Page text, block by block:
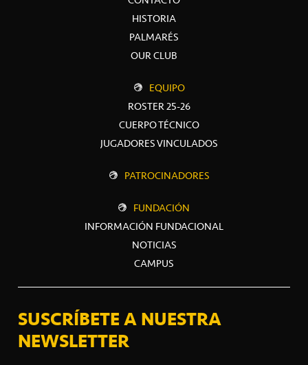
HISTORIA
PALMARÉS
OUR CLUB
EQUIPO
ROSTER 25-26
CUERPO TÉCNICO
JUGADORES VINCULADOS
PATROCINADORES
FUNDACIÓN
INFORMACIÓN FUNDACIONAL
NOTICIAS
CAMPUS
SUSCRÍBETE A NUESTRA
NEWSLETTER